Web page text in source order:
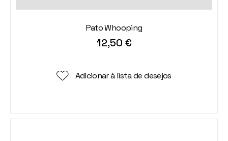
Pato Whooping
12,50 €
Adicionar à lista de desejos